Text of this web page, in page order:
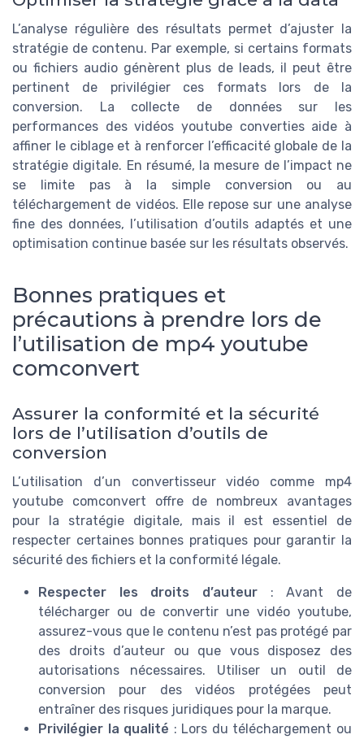
L’analyse régulière des résultats permet d’ajuster la
stratégie de contenu. Par exemple, si certains formats
ou fichiers audio génèrent plus de leads, il peut être
pertinent de privilégier ces formats lors de la
conversion. La collecte de données sur les
performances des vidéos youtube converties aide à
affiner le ciblage et à renforcer l’efficacité globale de la
stratégie digitale. En résumé, la mesure de l’impact ne
se limite pas à la simple conversion ou au
téléchargement de vidéos. Elle repose sur une analyse
fine des données, l’utilisation d’outils adaptés et une
optimisation continue basée sur les résultats observés.
Bonnes pratiques et
précautions à prendre lors de
l’utilisation de mp4 youtube
comconvert
Assurer la conformité et la sécurité
lors de l’utilisation d’outils de
conversion
L’utilisation d’un convertisseur vidéo comme mp4
youtube comconvert offre de nombreux avantages
pour la stratégie digitale, mais il est essentiel de
respecter certaines bonnes pratiques pour garantir la
sécurité des fichiers et la conformité légale.
Respecter les droits d’auteur : Avant de
télécharger ou de convertir une vidéo youtube,
assurez-vous que le contenu n’est pas protégé par
des droits d’auteur ou que vous disposez des
autorisations nécessaires. Utiliser un outil de
conversion pour des vidéos protégées peut
entraîner des risques juridiques pour la marque.
Privilégier la qualité : Lors du téléchargement ou